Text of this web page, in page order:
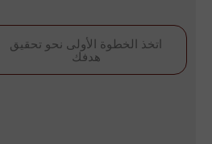
اتخذ الخطوة الأولى نحو تحقيق
هدفك